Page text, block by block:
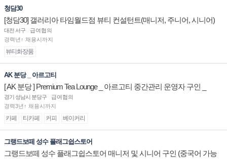
청담30
[청담30] 갤러리아 타임월드점 뷰티 컨설턴트(매니저, 주니어, 시니어)
채용
대전 서구
급여협의
경력년↑ 채용시까지
뷰티화장품
AK 분당 _ 아르고티
[ AK 분당 ] Premium Tea Lounge _ 아르고티 중간관리 운영자 구인 _
경기 성남시 분당구
급여협의
경력3년↑ 채용시까지
카페 티카페 커피 베이커리
그랭드보떼 성수 플래그쉽스토어
그랭드보떼 성수 플래그쉽스토어 매니저 및 시니어 구인 (중국어 가능